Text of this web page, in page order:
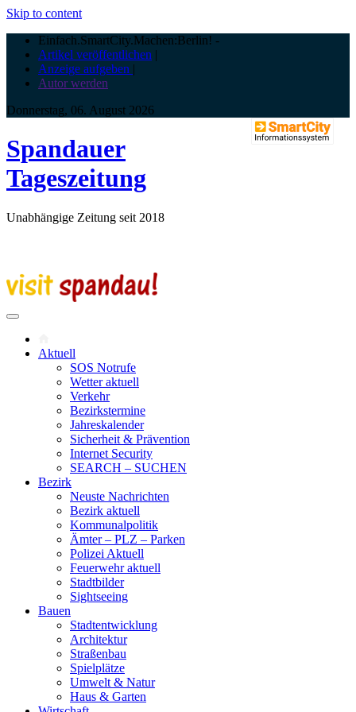
Skip to content
Einfach.SmartCity.Machen:Berlin! -
Artikel veröffentlichen |
Anzeige aufgeben |
Autor werden
Donnerstag, 06. August 2026
Spandauer
Tageszeitung
Unabhängige Zeitung seit 2018
Aktuell
SOS Notrufe
Wetter aktuell
Verkehr
Bezirkstermine
Jahreskalender
Sicherheit & Prävention
Internet Security
SEARCH – SUCHEN
Bezirk
Neuste Nachrichten
Bezirk aktuell
Kommunalpolitik
Ämter – PLZ – Parken
Polizei Aktuell
Feuerwehr aktuell
Stadtbilder
Sightseeing
Bauen
Stadtentwicklung
Architektur
Straßenbau
Spielplätze
Umwelt & Natur
Haus & Garten